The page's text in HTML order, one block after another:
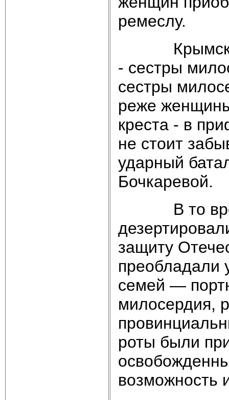
ремеслу.
Крымская
- сестры
сестры
реже
креста - в
не стоит
ударный
Бочкаревой.
В то
защиту
преобладали
семей —
милосердия,
роты были
возможность